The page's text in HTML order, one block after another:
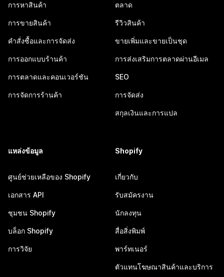
การหาสินค้า
การขายสินค้า
คำสั่งซื้อและการจัดส่ง
การออกแบบร้านค้า
การตลาดและคอนเวอร์ชัน
การจัดการร้านค้า
ตลาด
รีวิวสินค้า
ขายเพิ่มและขายเป็นชุด
การส่งเสริมการตลาดผ่านอีเมล
SEO
การจัดส่ง
สกุลเงินและการแปล
แหล่งข้อมูล
ศูนย์ช่วยเหลือของ Shopify
เอกสาร API
ชุมชน Shopify
บล็อก Shopify
การวิจัย
Shopify
เกี่ยวกับ
รับสมัครงาน
นักลงทุน
สื่อสิ่งพิมพ์
พาร์ทเนอร์
ตัวแทนโฆษณาสินค้าและบริการ